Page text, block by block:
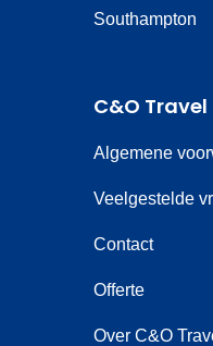
Southampton
C&O Travel
Algemene
Veelgestelde
Contact
Offerte
Over C&O